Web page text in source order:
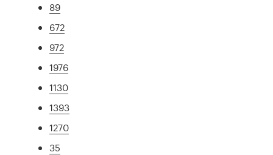
89
672
972
1976
1130
1393
1270
35